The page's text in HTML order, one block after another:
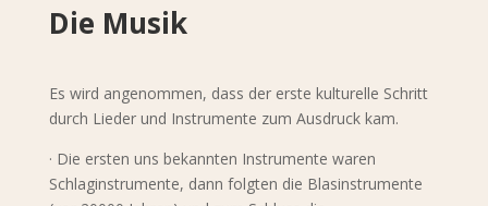
Die Musik
Es wird angenommen, dass der erste kulturelle Schritt
durch Lieder und Instrumente zum Ausdruck kam.
· Die ersten uns bekannten Instrumente waren
Schlaginstrumente, dann folgten die Blasinstrumente